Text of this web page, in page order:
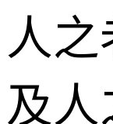
人之
及人